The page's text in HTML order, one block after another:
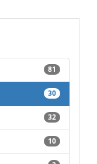
81
30
32
10